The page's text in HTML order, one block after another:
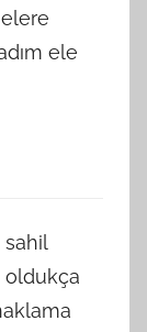
ele
sahil
oldukça